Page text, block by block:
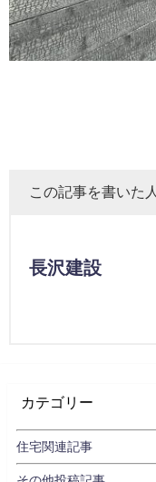
この記事を書いた人
長沢建設
カテゴリー
住宅関連記事